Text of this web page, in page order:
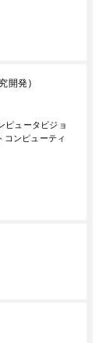
開発）
ピュータビジョ
コンピューティ